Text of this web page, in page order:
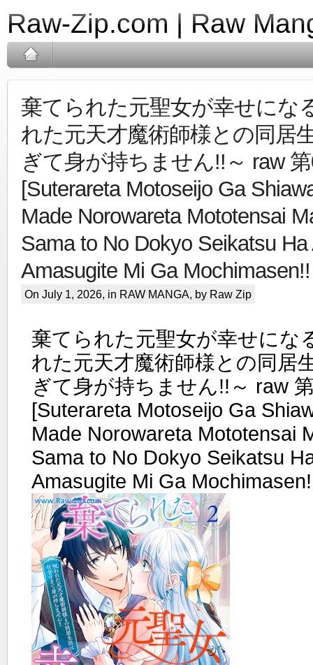
Raw-Zip.com | Raw
棄てられた元聖女が幸せにな
れた元天才魔術師様との同居
ぎて身が持ちません!!～ raw
[Suterareta Motoseijo Ga
Made Norowareta Mototensai
Sama to No Dokyo Seikatsu Ha
Amasugite Mi Ga
On July 1, 2026, in RAW MANGA, by Raw Zip
棄てられた元聖女が幸せにな
れた元天才魔術師様との同居
ぎて身が持ちません!!～ raw
[Suterareta Motoseijo Ga
Made Norowareta Mototensai
Sama to No Dokyo Seikatsu
Amasugite Mi Ga